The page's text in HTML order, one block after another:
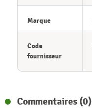
Marque
Code
fournisseur
Commentaires (0)